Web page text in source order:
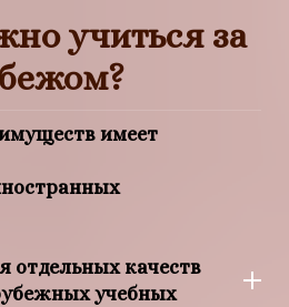
учиться за
имеет
отдельных качеств
учебных